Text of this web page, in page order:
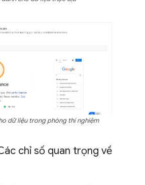
dữ liệu trong phòng thí nghiệm
chỉ số quan trọng về